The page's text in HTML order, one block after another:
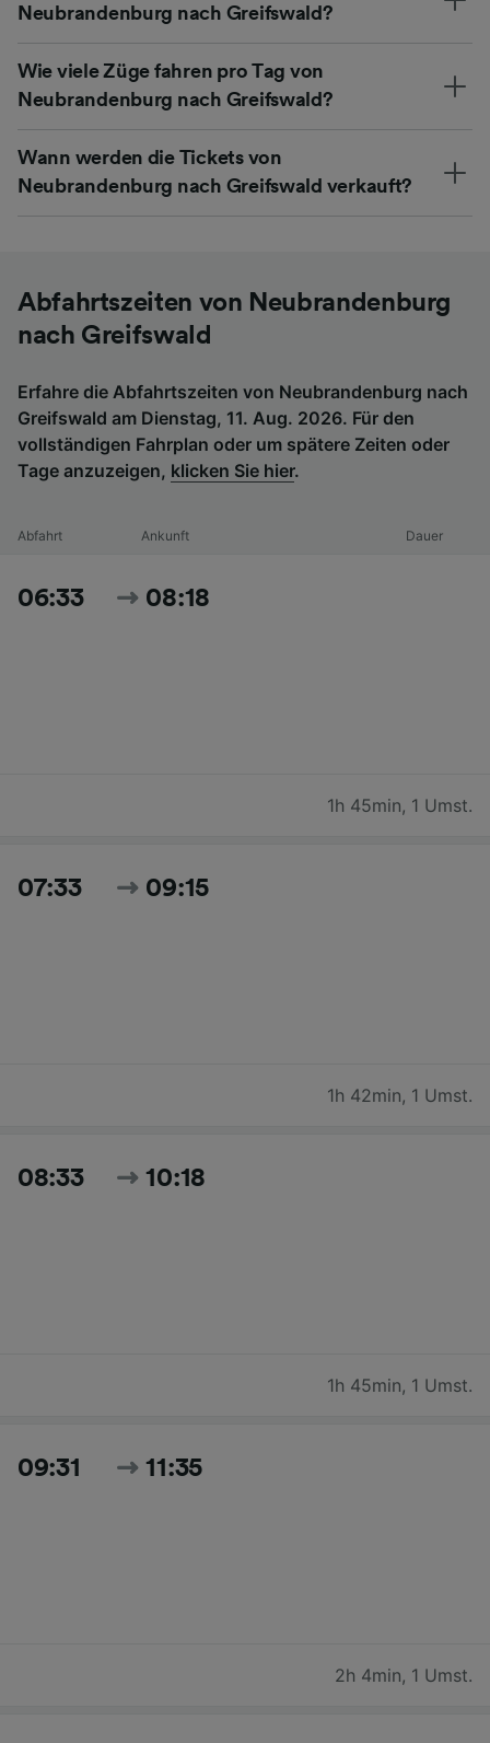
Neubrandenburg nach Greifswald?
Wie viele Züge fahren pro Tag von
Neubrandenburg nach Greifswald?
Wann werden die Tickets von
Neubrandenburg nach Greifswald verkauft?
Abfahrtszeiten von Neubrandenburg
nach Greifswald
Erfahre die Abfahrtszeiten von Neubrandenburg nach
Greifswald am Dienstag, 11. Aug. 2026. Für den
vollständigen Fahrplan oder um spätere Zeiten oder
Tage anzuzeigen, klicken Sie hier.
Abfahrt Ankunft Dauer
06:33 08:18
1h 45min, 1 Umst.
07:33 09:15
1h 42min, 1 Umst.
08:33 10:18
1h 45min, 1 Umst.
09:31 11:35
2h 4min, 1 Umst.